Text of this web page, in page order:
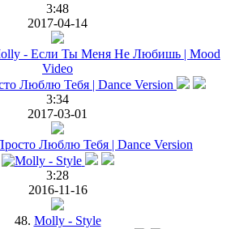
3:48
2017-04-14
- Если Ты Меня Не Любишь | Mood
Video
3:34
2017-03-01
Люблю Тебя | Dance Version
3:28
2016-11-16
48. Molly - Style